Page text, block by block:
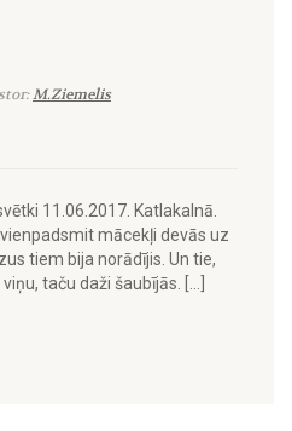
M.Ziemelis
11.06.2017. Katlakalnā.
mācekļi devās uz
tiem bija norādījis. Un tie,
taču daži šaubījās. […]